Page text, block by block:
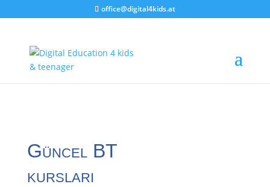
office@digital4kids.at
Güncel BT
kursları